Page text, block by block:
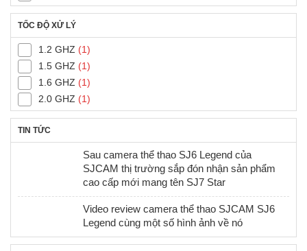
TỐC ĐỘ XỬ LÝ
1.2 GHZ (1)
1.5 GHZ (1)
1.6 GHZ (1)
2.0 GHZ (1)
TIN TỨC
Sau camera thể thao SJ6 Legend của
SJCAM thị trường sắp đón nhận sản phẩm
cao cấp mới mang tên SJ7 Star
Video review camera thể thao SJCAM SJ6
Legend cùng một số hình ảnh về nó